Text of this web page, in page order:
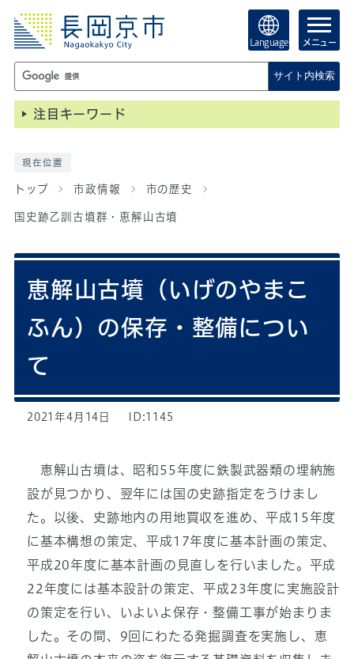
Language メニュー
サイト内検索
注目キーワード
現在位置
トップ 市政情報 市の歴史
国史跡乙訓古墳群・恵解山古墳
恵解山古墳（いげのやまこ
ふん）の保存・整備につい
て
2021年4月14日 ID:1145
恵解山古墳は、昭和55年度に鉄製武器類の埋納施
設が見つかり、翌年には国の史跡指定をうけまし
た。以後、史跡地内の用地買収を進め、平成15年度
に基本構想の策定、平成17年度に基本計画の策定、
平成20年度に基本計画の見直しを行いました。平成
22年度には基本設計の策定、平成23年度に実施設計
の策定を行い、いよいよ保存・整備工事が始まりま
した。その間、9回にわたる発掘調査を実施し、恵